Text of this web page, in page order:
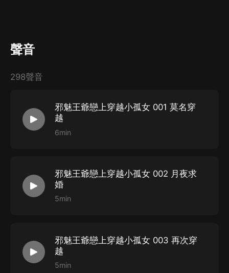
聲音
298聲音
邪魅王爺戀上穿越小孤女 001 莫名穿
越
6min
邪魅王爺戀上穿越小孤女 002 月夜求
婚
5min
邪魅王爺戀上穿越小孤女 003 再次穿
越
5min